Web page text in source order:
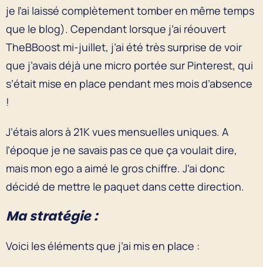
je l’ai laissé complètement tomber en même temps
que le blog). Cependant lorsque j’ai réouvert
TheBBoost mi-juillet, j’ai été très surprise de voir
que j’avais déjà une micro portée sur Pinterest, qui
s’était mise en place pendant mes mois d’absence
!
J’étais alors à 21K vues mensuelles uniques. A
l’époque je ne savais pas ce que ça voulait dire,
mais mon ego a aimé le gros chiffre. J’ai donc
décidé de mettre le paquet dans cette direction.
Ma stratégie :
Voici les éléments que j’ai mis en place :